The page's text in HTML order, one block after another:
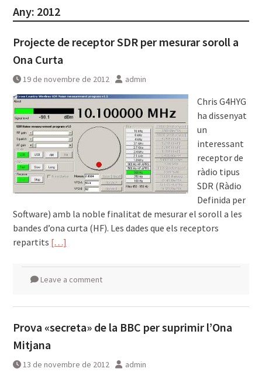
Any: 2012
Projecte de receptor SDR per mesurar soroll a
Ona Curta
19 de novembre de 2012 admin
Chris G4HYG
ha dissenyat
un
interessant
receptor de
ràdio tipus
SDR (Ràdio
Definida per
Software) amb la noble finalitat de mesurar el soroll a les
bandes d’ona curta (HF). Les dades que els receptors
repartits […]
Leave a comment
Prova «secreta» de la BBC per suprimir l’Ona
Mitjana
13 de novembre de 2012 admin